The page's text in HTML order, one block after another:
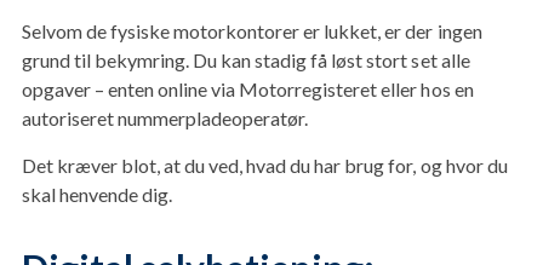
Selvom de fysiske motorkontorer er lukket, er der ingen
grund til bekymring. Du kan stadig få løst stort set alle
opgaver – enten online via Motorregisteret eller hos en
autoriseret nummerpladeoperatør.
Det kræver blot, at du ved, hvad du har brug for, og hvor du
skal henvende dig.